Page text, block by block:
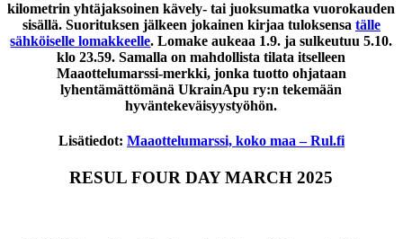
kilometrin yhtäjaksoinen kävely- tai juoksumatka vuorokauden
sisällä. Suorituksen jälkeen jokainen kirjaa tuloksensa tälle
sähköiselle lomakkeelle. Lomake aukeaa 1.9. ja sulkeutuu 5.10.
klo 23.59. Samalla on mahdollista tilata itselleen
Maaottelumarssi-merkki, jonka tuotto ohjataan
lyhentämättömänä UkrainApu ry:n tekemään
hyväntekeväisyystyöhön.
Lisätiedot: Maaottelumarssi, koko maa – Rul.fi
RESUL FOUR DAY MARCH 2025